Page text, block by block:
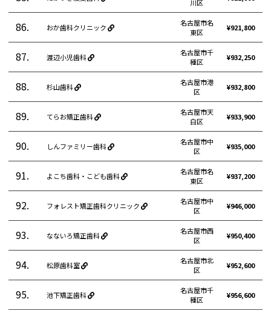
川区
86. おか歯科クリニック
名古屋市名
東区
¥921,800
87. 渡辺小児歯科
名古屋市千
種区
¥932,250
88. 杉山歯科
名古屋市港
区
¥932,800
89. てらお矯正歯科
名古屋市天
白区
¥933,900
90. しんファミリー歯科
名古屋市中
区
¥935,000
91. よこち歯科・こども歯科
名古屋市名
東区
¥937,200
92. フォレスト矯正歯科クリニック
名古屋市中
区
¥946,000
93. なないろ矯正歯科
名古屋市西
区
¥950,400
94. 松原歯科室
名古屋市北
区
¥952,600
95. 池下矯正歯科
名古屋市千
種区
¥956,600